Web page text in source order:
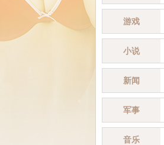
游戏
小说
新闻
军事
音乐